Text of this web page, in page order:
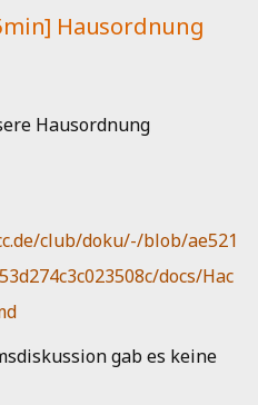
Hausordnung
Hausordnung
club/doku/-/blob/ae521
docs/Hac
gab es keine